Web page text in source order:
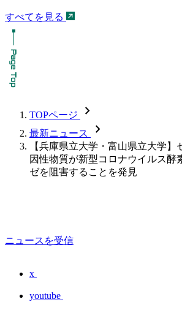
すべてを見る
TOPページ chevron_forward
最新ニュース chevron_forward
【兵庫県立大学・富山県立大学】
因性物質が新型コロナウイルス酵
ゼを阻害することを発見
ニュースを受信
x
youtube